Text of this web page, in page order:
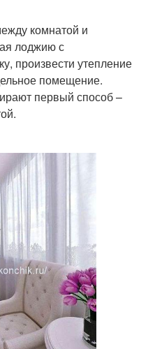
комнатой и
лоджию с
произвести утепление
помещение.
первый способ –